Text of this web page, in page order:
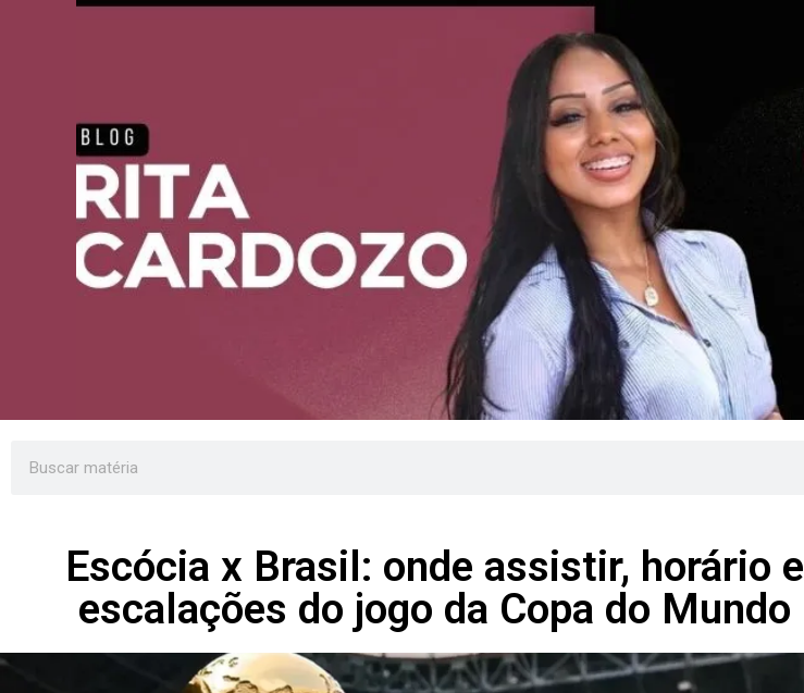
Escócia x Brasil: onde assistir, horário e
escalações do jogo da Copa do Mundo